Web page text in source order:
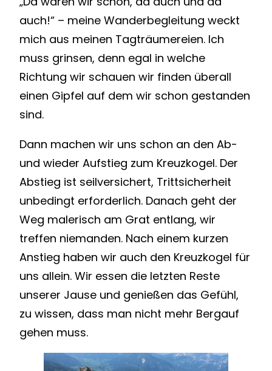
auch!“ – meine Wanderbegleitung weckt
mich aus meinen Tagträumereien. Ich
muss grinsen, denn egal in welche
Richtung wir schauen wir finden überall
einen Gipfel auf dem wir schon gestanden
sind.
Dann machen wir uns schon an den Ab-
und wieder Aufstieg zum Kreuzkogel. Der
Abstieg ist seilversichert, Trittsicherheit
unbedingt erforderlich. Danach geht der
Weg malerisch am Grat entlang, wir
treffen niemanden. Nach einem kurzen
Anstieg haben wir auch den Kreuzkogel für
uns allein. Wir essen die letzten Reste
unserer Jause und genießen das Gefühl,
zu wissen, dass man nicht mehr Bergauf
gehen muss.